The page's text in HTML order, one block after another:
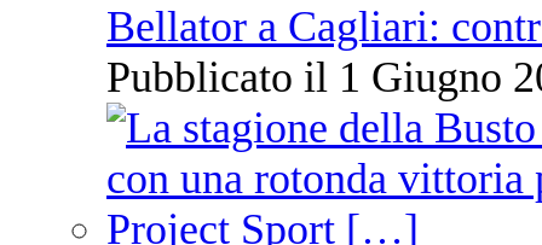
Bellator a Cagliari:
Pubblicato il 1 Giugno